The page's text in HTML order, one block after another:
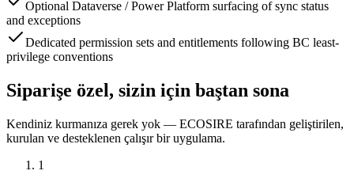
Optional Dataverse / Power Platform surfacing of sync status
and exceptions
Dedicated permission sets and entitlements following BC least-
privilege conventions
Siparişe özel, sizin için baştan sona
Kendiniz kurmanıza gerek yok — ECOSIRE tarafından geliştirilen,
kurulan ve desteklenen çalışır bir uygulama.
1